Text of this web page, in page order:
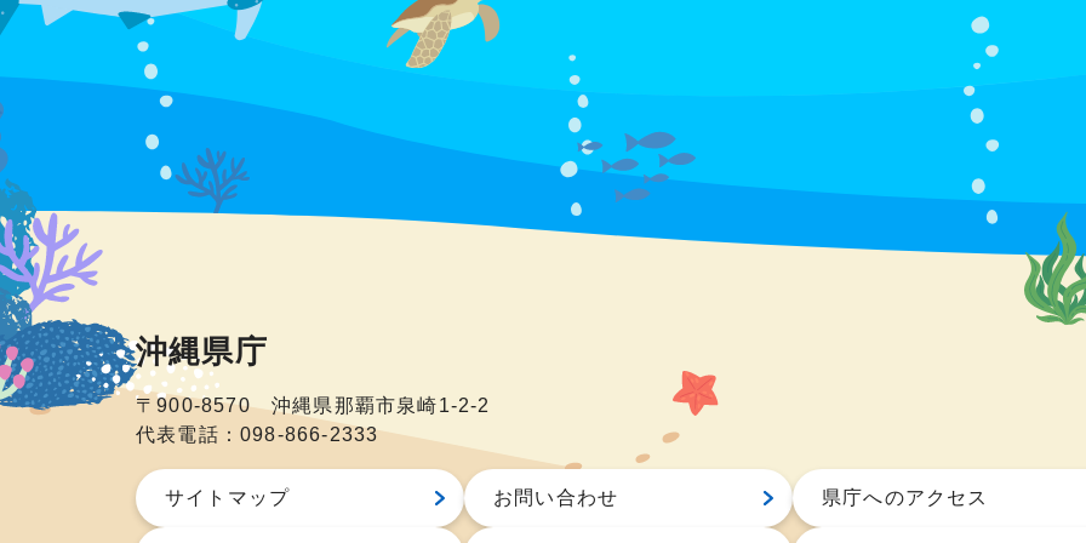
沖縄県庁
〒900-8570 沖縄県那覇市泉崎1-2-2
代表電話：098-866-2333
サイトマップ お問い合わせ 県庁へのアクセス